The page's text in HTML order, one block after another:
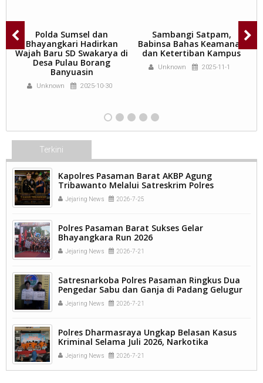
Polda Sumsel dan
Bhayangkari Hadirkan
Wajah Baru SD Swakarya di
Desa Pulau Borang
Banyuasin
Unknown 2025-10-30
Sambangi Satpam,
Babinsa Bahas Keamanan
dan Ketertiban Kampus
Unknown 2025-11-1
Terkini
Kapolres Pasaman Barat AKBP Agung
Tribawanto Melalui Satreskrim Polres
Pasaman Barat Berhasil Ungkap 7 Kasus Dan
Ringkus 9 Pelaku Tindakan Pidana
Jejaring News 2026-7-25
Polres Pasaman Barat Sukses Gelar
Bhayangkara Run 2026
Jejaring News 2026-7-21
Satresnarkoba Polres Pasaman Ringkus Dua
Pengedar Sabu dan Ganja di Padang Gelugur
Jejaring News 2026-7-21
Polres Dharmasraya Ungkap Belasan Kasus
Kriminal Selama Juli 2026, Narkotika
Mendominasi
Jejaring News 2026-7-21